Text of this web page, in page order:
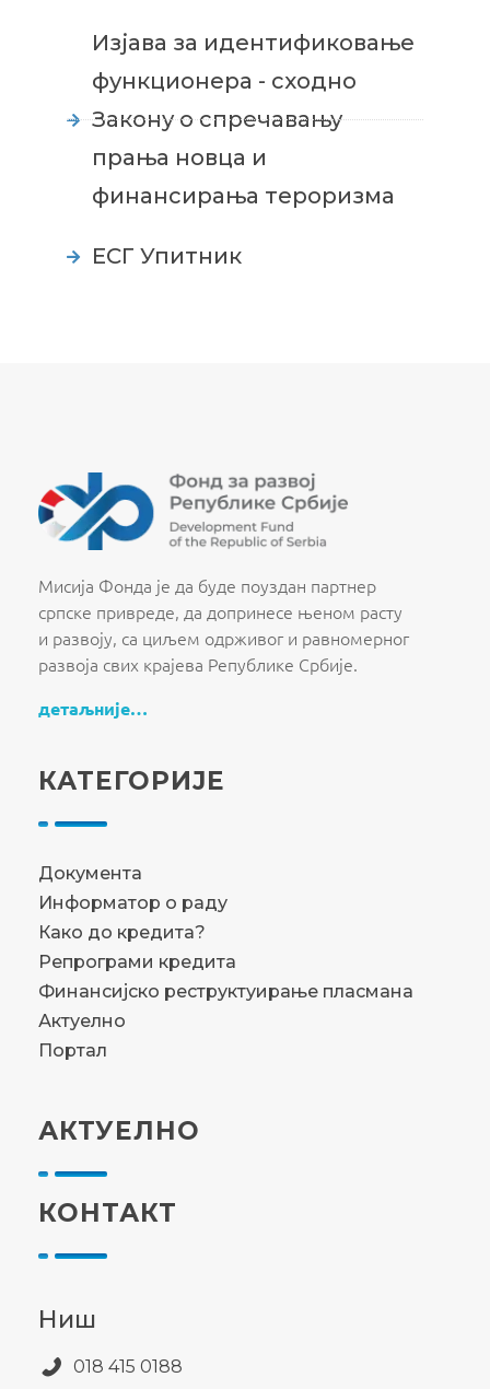
Изјава за идентификовање
функционера - сходно
Закону о спречавању
прања новца и
финансирања тероризма
EСГ Упитник
Мисија Фонда је да буде поуздан партнер
српске привреде, да допринесе њеном расту
и развоју, са циљем одрживог и равномерног
развоја свих крајева Републике Србије.
детаљније…
КАТЕГОРИЈЕ
Документа
Информатор о раду
Како до кредита?
Репрограми кредита
Финансијско реструктуирање пласмана
Актуелно
Портал
АКТУЕЛНО
КОНТАКТ
Ниш
018 415 0188